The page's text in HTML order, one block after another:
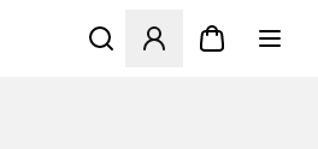
Åbner en Modal til at